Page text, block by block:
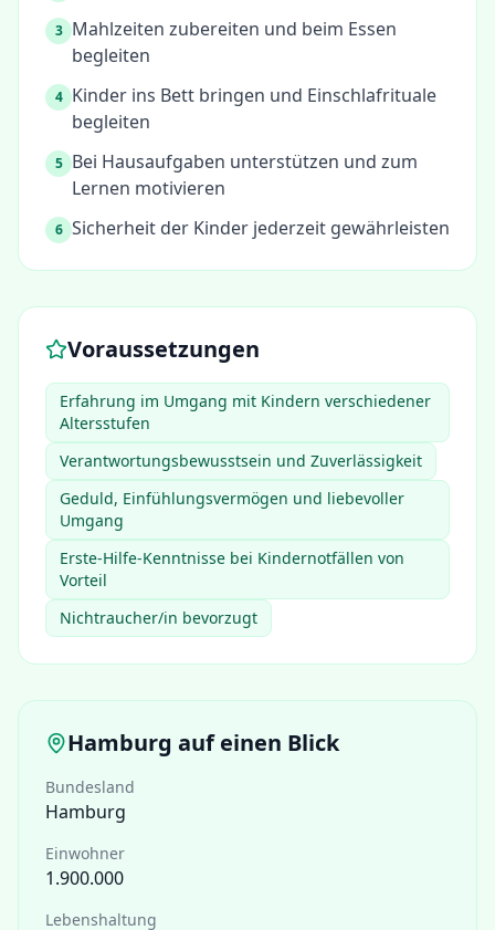
3 Mahlzeiten zubereiten und beim Essen
begleiten
4 Kinder ins Bett bringen und Einschlafrituale
begleiten
5 Bei Hausaufgaben unterstützen und zum
Lernen motivieren
6 Sicherheit der Kinder jederzeit gewährleisten
Voraussetzungen
Erfahrung im Umgang mit Kindern verschiedener
Altersstufen
Verantwortungsbewusstsein und Zuverlässigkeit
Geduld, Einfühlungsvermögen und liebevoller
Umgang
Erste-Hilfe-Kenntnisse bei Kindernotfällen von
Vorteil
Nichtraucher/in bevorzugt
Hamburg auf einen Blick
Bundesland
Hamburg
Einwohner
1.900.000
Lebenshaltung